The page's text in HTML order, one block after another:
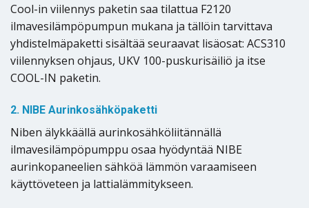
Cool-in viilennys paketin saa tilattua F2120
ilmavesilämpöpumpun mukana ja tällöin tarvittava
yhdistelmäpaketti sisältää seuraavat lisäosat: ACS310
viilennyksen ohjaus, UKV 100-puskurisäiliö ja itse
COOL-IN paketin.
2. NIBE Aurinkosähköpaketti
Niben älykkäällä aurinkosähköliitännällä
ilmavesilämpöpumppu osaa hyödyntää NIBE
aurinkopaneelien sähköä lämmön varaamiseen
käyttöveteen ja lattialämmitykseen.